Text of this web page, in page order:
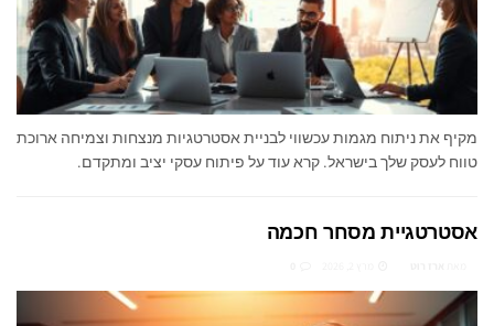
מקיף את ניתוח מגמות עכשווי לבניית אסטרטגיות מנצחות וצמיחה ארוכת
טווח לעסק שלך בישראל. קרא עוד על פיתוח עסקי יציב ומתקדם.
אסטרטגיית מסחר חכמה